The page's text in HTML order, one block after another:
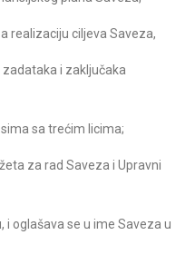
realizaciju ciljeva Saveza,
i zaključaka
sa trećim licima;
za rad Saveza i Upravni
i oglašava se u ime Saveza u